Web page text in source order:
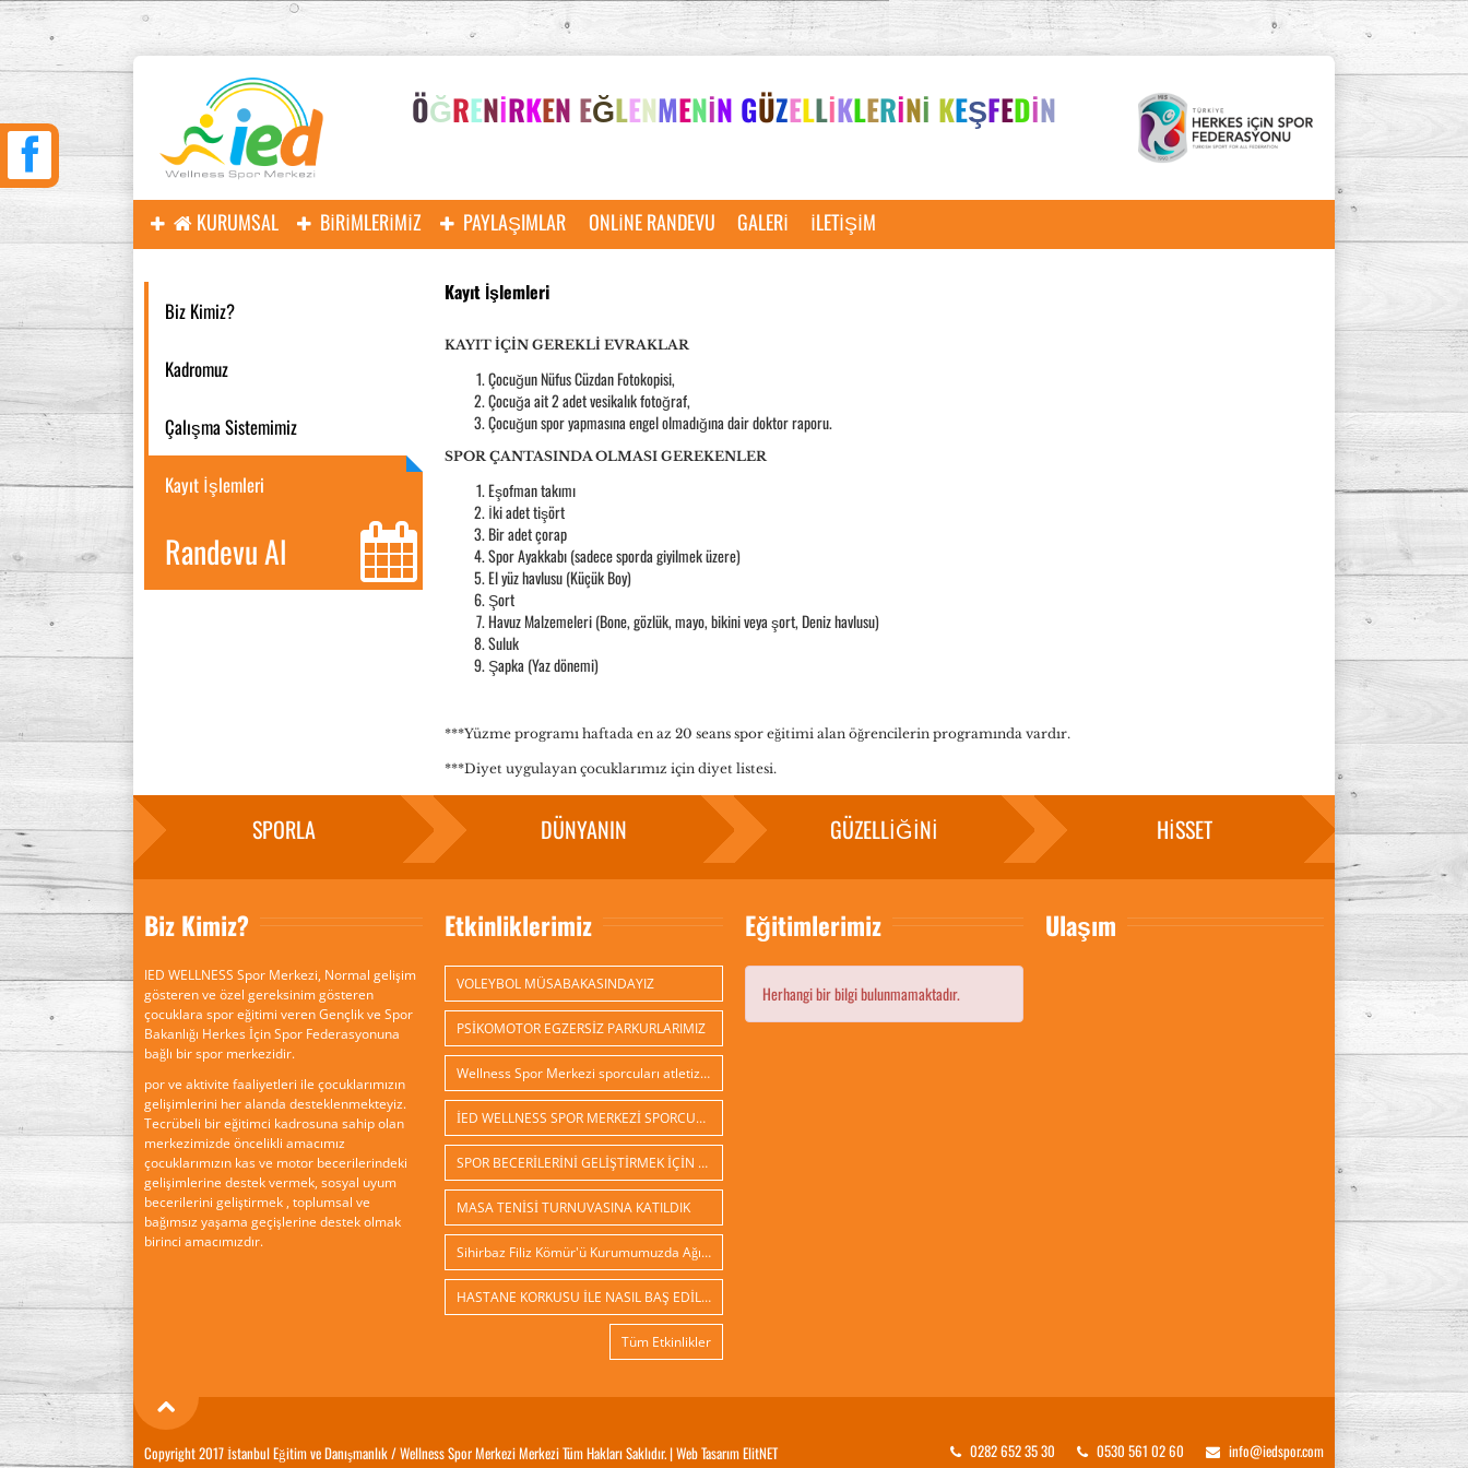
ÖĞRENİRKEN EĞLENMENİN GÜZELLİKLERİNİ KEŞFEDİN
KURUMSAL BIRIMLERIMIZ PAYLAŞIMLAR ONLINE RANDEVU GALERI İLETIŞIM
Biz Kimiz?
Kadromuz
Çalışma Sistemimiz
Kayıt İşlemleri
Randevu Al
Kayıt İşlemleri
KAYIT İÇİN GEREKLİ EVRAKLAR
Çocuğun Nüfus Cüzdan Fotokopisi,
Çocuğa ait 2 adet vesikalık fotoğraf,
Çocuğun spor yapmasına engel olmadığına dair doktor raporu.
SPOR ÇANTASINDA OLMASI GEREKENLER
Eşofman takımı
İki adet tişört
Bir adet çorap
Spor Ayakkabı (sadece sporda giyilmek üzere)
El yüz havlusu (Küçük Boy)
Şort
Havuz Malzemeleri (Bone, gözlük, mayo, bikini veya şort, Deniz havlusu)
Suluk
Şapka (Yaz dönemi)
***Yüzme programı haftada en az 20 seans spor eğitimi alan öğrencilerin programında vardır.
***Diyet uygulayan çocuklarımız için diyet listesi.
SPORLA DÜNYANIN GÜZELLİĞİNİ HİSSET
Biz Kimiz?
IED WELLNESS Spor Merkezi, Normal gelişim
gösteren ve özel gereksinim gösteren
çocuklara spor eğitimi veren Gençlik ve Spor
Bakanlığı Herkes İçin Spor Federasyonuna
bağlı bir spor merkezidir.
por ve aktivite faaliyetleri ile çocuklarımızın
gelişimlerini her alanda desteklenmekteyiz.
Tecrübeli bir eğitimci kadrosuna sahip olan
merkezimizde öncelikli amacımız
çocuklarımızın kas ve motor becerilerindeki
gelişimlerine destek vermek, sosyal uyum
becerilerini geliştirmek , toplumsal ve
bağımsız yaşama geçişlerine destek olmak
birinci amacımızdır.
Etkinliklerimiz
VOLEYBOL MÜSABAKASINDAYIZ
PSİKOMOTOR EGZERSİZ PARKURLARIMIZ
Wellness Spor Merkezi sporcuları atletizm çalışmalarına başladılar
İED WELLNESS SPOR MERKEZİ SPORCULARI
SPOR BECERİLERİNİ GELİŞTİRMEK İÇİN BAHÇE PARKURLARIMIZ HAZIR
MASA TENİSİ TURNUVASINA KATILDIK
Sihirbaz Filiz Kömür'ü Kurumumuzda Ağırladık
HASTANE KORKUSU İLE NASIL BAŞ EDİLİR
Tüm Etkinlikler
Eğitimlerimiz
Herhangi bir bilgi bulunmamaktadır.
Ulaşım
Copyright 2017 İstanbul Eğitim ve Danışmanlık / Wellness Spor Merkezi Merkezi Tüm Hakları Saklıdır. |Web TasarımElitNET 0282 652 35 30 0530 561 02 60 info@iedspor.com